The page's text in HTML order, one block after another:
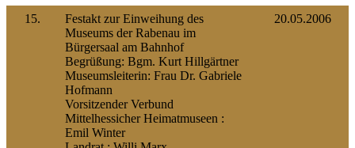
15.
Festakt zur Einweihung des
Museums der Rabenau im
Bürgersaal am Bahnhof
Begrüßung: Bgm. Kurt Hillgärtner
Museumsleiterin: Frau Dr. Gabriele
Hofmann
Vorsitzender Verbund
Mittelhessicher Heimatmuseen :
Emil Winter
20.05.2006